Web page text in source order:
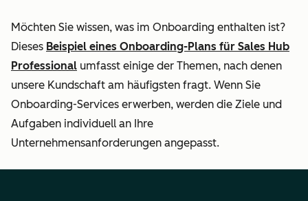
Einrichtung
standardmäßiger
Sales-Automatisierung
Einrichten der
Standardintegrationen
(aus dem App
Marketplace & nativ)
Möchten Sie wissen, was im Onboarding enthalten ist?
Dieses Beispiel eines Onboarding-Plans für Sales Hub
Professional umfasst einige der Themen, nach denen
unsere Kundschaft am häufigsten fragt. Wenn Sie
Onboarding-Services erwerben, werden die Ziele und
Aufgaben individuell an Ihre
Unternehmensanforderungen angepasst.